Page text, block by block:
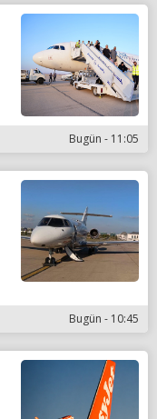
Bugün - 11:05
Bugün - 10:45